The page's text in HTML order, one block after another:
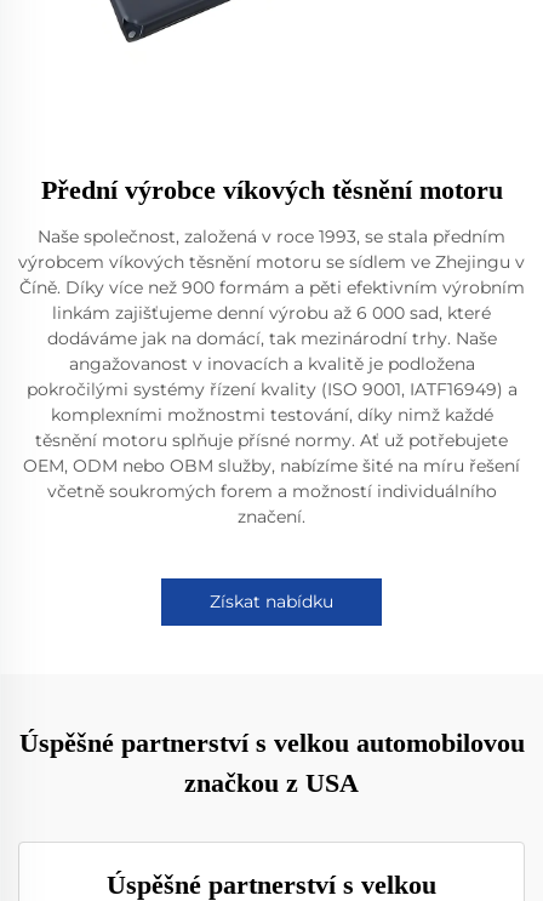
Přední výrobce víkových těsnění motoru
Naše společnost, založená v roce 1993, se stala předním
výrobcem víkových těsnění motoru se sídlem ve Zhejingu v
Číně. Díky více než 900 formám a pěti efektivním výrobním
linkám zajišťujeme denní výrobu až 6 000 sad, které
dodáváme jak na domácí, tak mezinárodní trhy. Naše
angažovanost v inovacích a kvalitě je podložena
pokročilými systémy řízení kvality (ISO 9001, IATF16949) a
komplexními možnostmi testování, díky nimž každé
těsnění motoru splňuje přísné normy. Ať už potřebujete
OEM, ODM nebo OBM služby, nabízíme šité na míru řešení
včetně soukromých forem a možností individuálního
značení.
Získat nabídku
Úspěšné partnerství s velkou automobilovou
značkou z USA
Úspěšné partnerství s velkou